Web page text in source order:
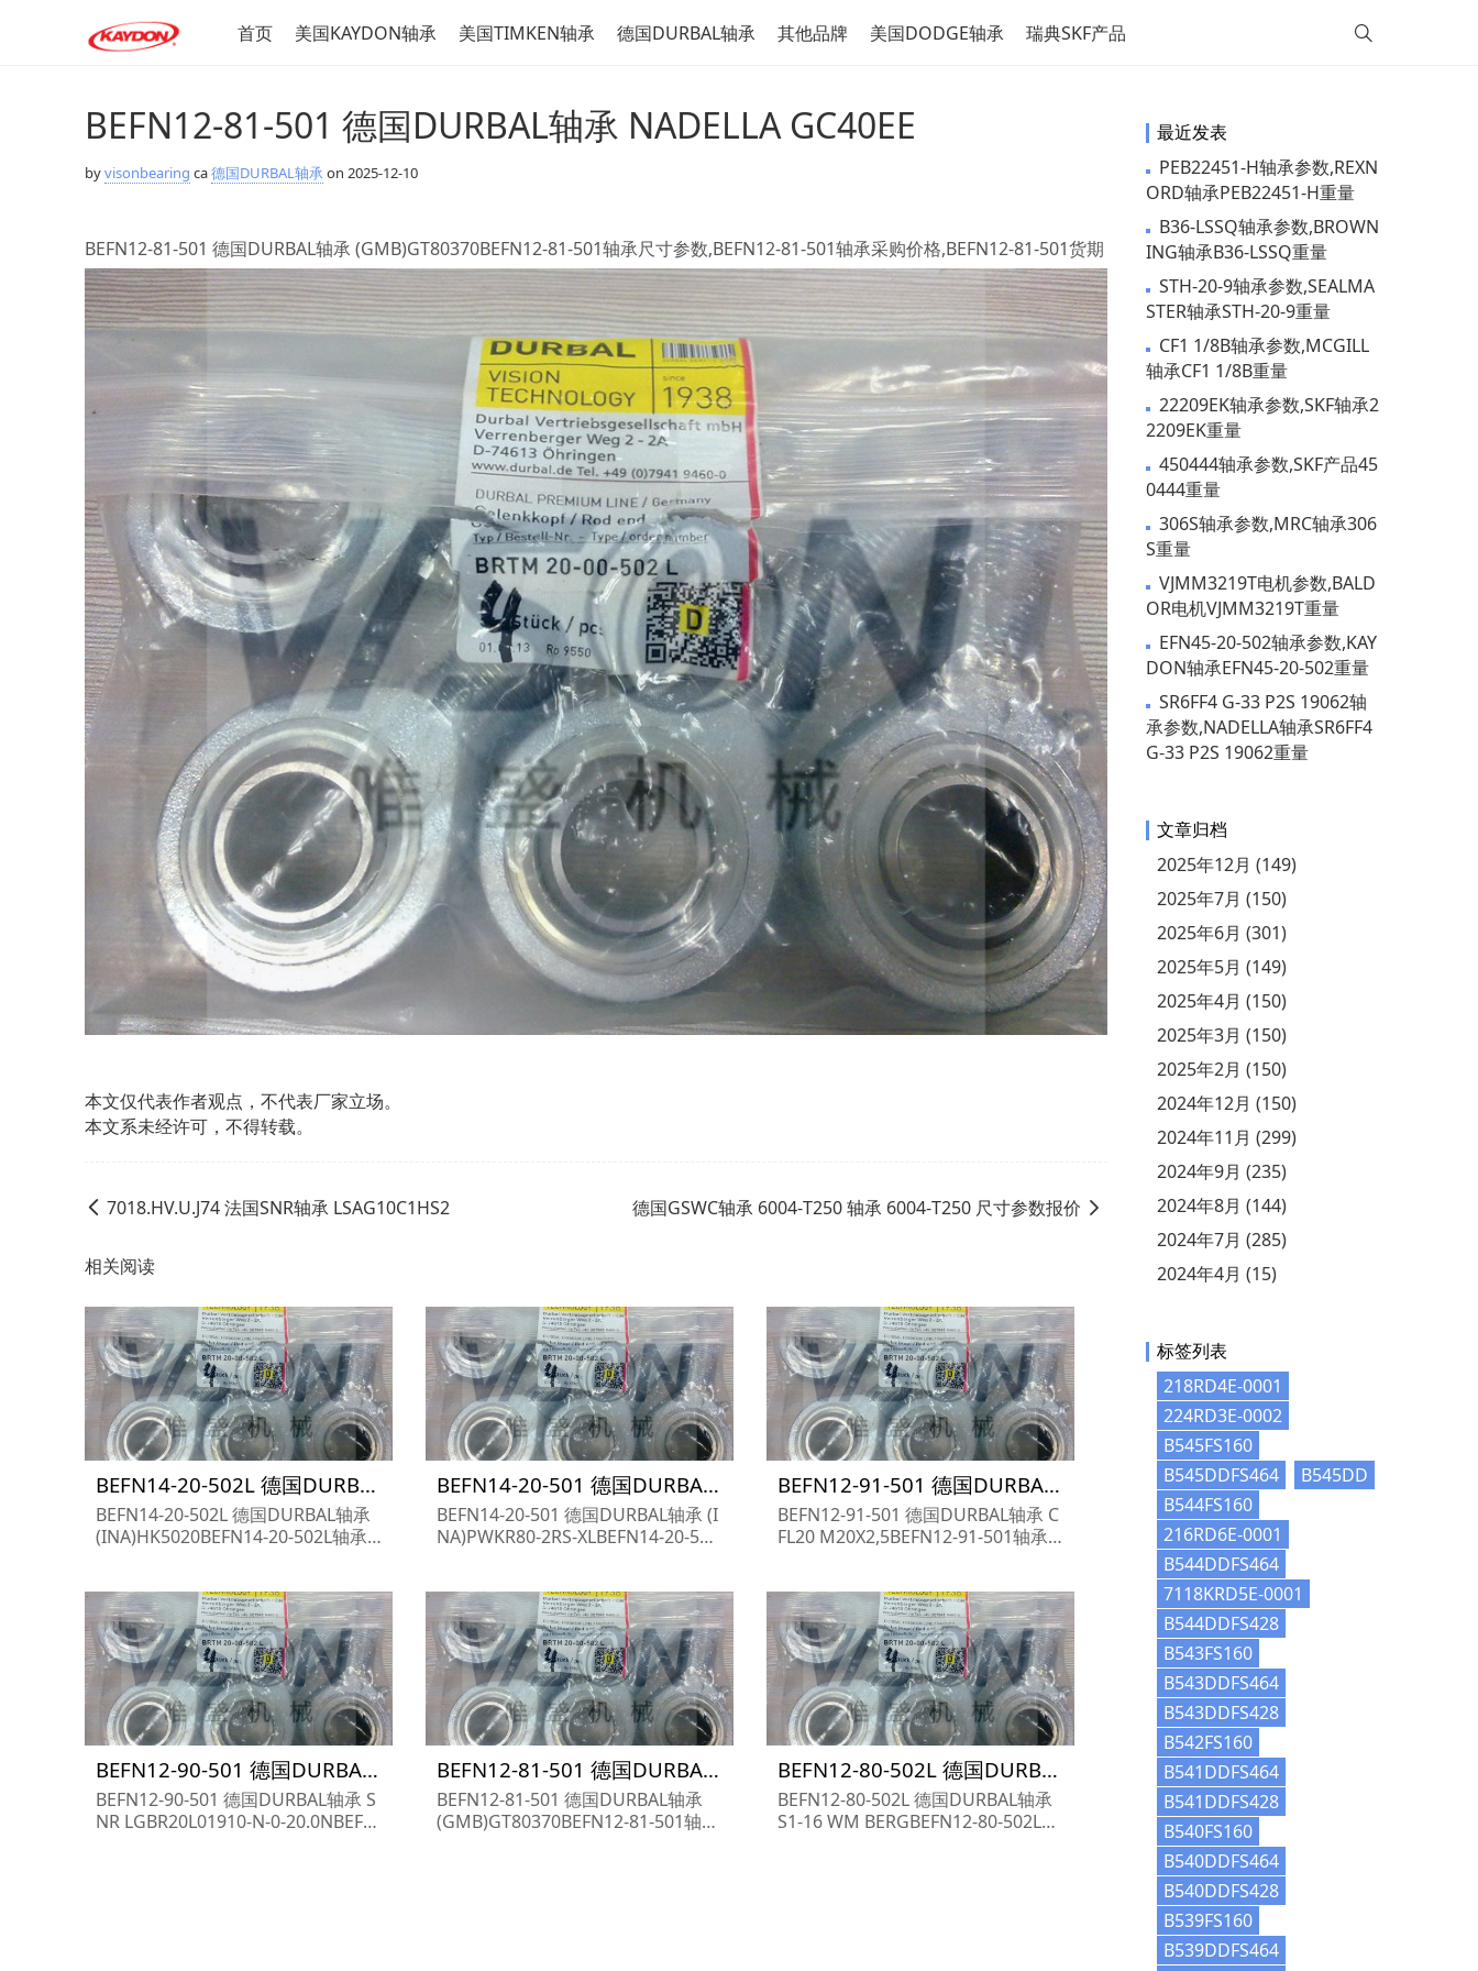
首页 美国KAYDON轴承 美国TIMKEN轴承 德国DURBAL轴承 其他品牌 美国DODGE轴承 瑞典SKF产品
BEFN12-81-501 德国DURBAL轴承 NADELLA GC40EE
byvisonbearing ca德国DURBAL轴承 on 2025-12-10
BEFN12-81-501 德国DURBAL轴承 (GMB)GT80370BEFN12-81-501轴承尺寸参数,BEFN12-81-501轴承采购价格,BEFN12-81-501货期
本文仅代表作者观点，不代表厂家立场。
本文系未经许可，不得转载。
7018.HV.U.J74 法国SNR轴承 LSAG10C1HS2 德国GSWC轴承 6004-T250 轴承 6004-T250 尺寸参数报价
相关阅读
BEFN14-20-502L 德国DURBAL轴承 (INA)GE280 DO-2RS
BEFN14-20-502L 德国DURBAL轴承
(INA)HK5020BEFN14-20-502L轴承
BEFN14-20-501 德国DURBAL轴承 (INA)NA4905-XL
BEFN14-20-501 德国DURBAL轴承 (I
NA)PWKR80-2RS-XLBEFN14-20-501
BEFN12-91-501 德国DURBAL轴承 BTL 3056 KBF GS HFB
BEFN12-91-501 德国DURBAL轴承 C
FL20 M20X2,5BEFN12-91-501轴承
BEFN12-90-501 德国DURBAL轴承 P2B-DLH-115-E-HT 068841
BEFN12-90-501 德国DURBAL轴承 S
NR LGBR20L01910-N-0-20.0NBEFN
BEFN12-81-501 德国DURBAL轴承 NADELLA GC40EE
BEFN12-81-501 德国DURBAL轴承
(GMB)GT80370BEFN12-81-501轴承
BEFN12-80-502L 德国DURBAL轴承 (INA)'SL18-5028 AC3
BEFN12-80-502L 德国DURBAL轴承
S1-16 WM BERGBEFN12-80-502L轴
最近发表
PEB22451-H轴承参数,REXN
ORD轴承PEB22451-H重量
B36-LSSQ轴承参数,BROWN
ING轴承B36-LSSQ重量
STH-20-9轴承参数,SEALMA
STER轴承STH-20-9重量
CF1 1/8B轴承参数,MCGILL
轴承CF1 1/8B重量
22209EK轴承参数,SKF轴承2
2209EK重量
450444轴承参数,SKF产品45
0444重量
306S轴承参数,MRC轴承306
S重量
VJMM3219T电机参数,BALD
OR电机VJMM3219T重量
EFN45-20-502轴承参数,KAY
DON轴承EFN45-20-502重量
SR6FF4 G-33 P2S 19062轴
承参数,NADELLA轴承SR6FF4
G-33 P2S 19062重量
文章归档
2025年12月 (149)
2025年7月 (150)
2025年6月 (301)
2025年5月 (149)
2025年4月 (150)
2025年3月 (150)
2025年2月 (150)
2024年12月 (150)
2024年11月 (299)
2024年9月 (235)
2024年8月 (144)
2024年7月 (285)
2024年4月 (15)
标签列表
218RD4E-0001
224RD3E-0002
B545FS160
B545DDFS464
B545DD
B544FS160
216RD6E-0001
B544DDFS464
7118KRD5E-0001
B544DDFS428
B543FS160
B543DDFS464
B543DDFS428
B542FS160
B541DDFS464
B541DDFS428
B540FS160
B540DDFS464
B540DDFS428
B539FS160
B539DDFS464